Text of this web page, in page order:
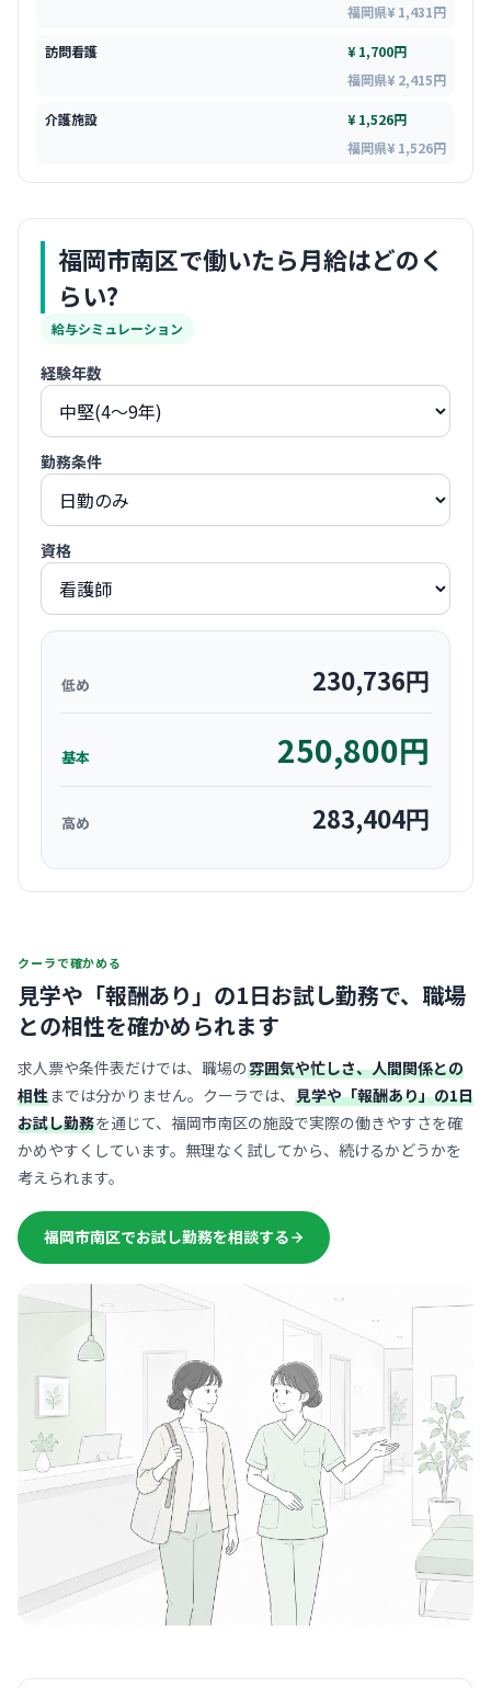
福岡県¥ 1,431円
訪問看護
¥ 1,700円
福岡県¥ 2,415円
介護施設
¥ 1,526円
福岡県¥ 1,526円
福岡市南区で働いたら月給はどのく
らい?
給与シミュレーション
経験年数
勤務条件
資格
低め 230,736円
基本 250,800円
高め 283,404円
クーラで確かめる
見学や「報酬あり」の1日お試し勤務で、 職場
との相性を確かめられます
求人票や条件表だけでは、職場の雰囲気や忙しさ、人間関係との
相性までは分かりません。クーラでは、 見学や「報酬あり」の1日
お試し勤務を通じて、福岡市南区の施設で実際の働きやすさを確
かめやすくしています。無理なく試してから、続けるかどうかを
考えられます。
福岡市南区でお試し勤務を相談する